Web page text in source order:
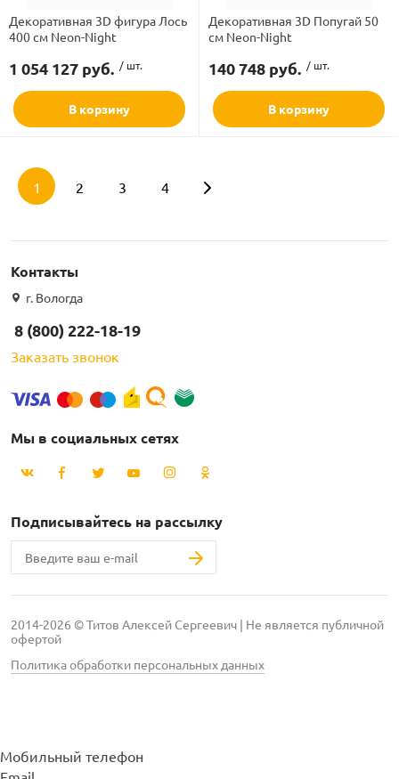
Декоративная 3D фигура Лось
400 см Neon-Night
1 054 127 руб. / шт.
В корзину
Декоративная 3D Попугай 50
см Neon-Night
140 748 руб. / шт.
В корзину
1 2 3 4
Контакты
г. Вологда
8 (800) 222-18-19
Заказать звонок
Мы в социальных сетях
Подписывайтесь на рассылку
2014-2026 © Титов Алексей Сергеевич | Не является публичной
офертой
Политика обработки персональных данных
Мобильный телефон